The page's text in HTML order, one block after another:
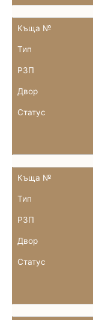
Къща №
Тип
РЗП
Двор
Статус
Къща №
Тип
РЗП
Двор
Статус